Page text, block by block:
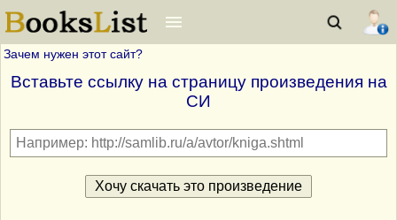
Зачем нужен этот сайт?
Вставьте ссылку на страницу произведения на
СИ